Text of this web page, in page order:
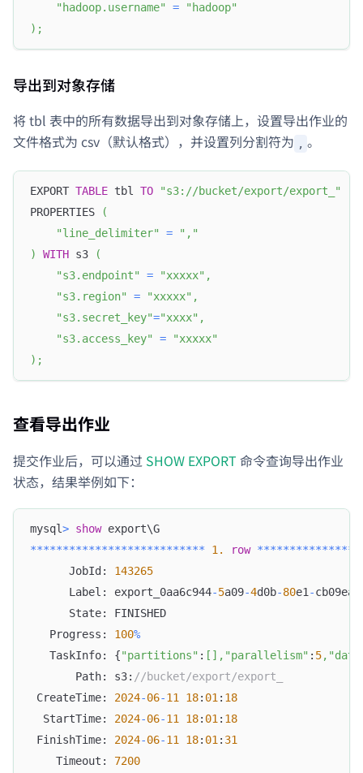
"hadoop.username"
=
"hadoop"
) ;
导出到对象存储
将 tbl 表中的所有数据导出到对象存储上，设置导出作业的
文件格式为 csv（默认格式），并设置列分割符为 , 。
EXPORT TABLE tbl TO
"s3://bucket/export/export_"
PROPERTIES
(
"line_delimiter"
=
","
)
WITH s3
(
"s3.endpoint"
= "xxxxx" ,
"s3.region"
= "xxxxx" ,
"s3.secret_key"="xxxx" ,
"s3.access_key"
=
"xxxxx"
) ;
查看导出作业
提交作业后，可以通过 SHOW EXPORT 命令查询导出作业
状态，结果举例如下：
mysql> show export\G
*************************** 1. row ***************
      JobId:
143265
      Label: export_0aa6c944
-5a09-4d0b-80e1-
      State: FINISHED
   Progress:
100%
   TaskInfo: {
"partitions" : [ ] , "parallelism" : 5,
       Path: s3:
//bucket/export/export_
CreateTime: 2024-06-11 18: 01: 18
  StartTime:
2024-06-11 18: 01: 18
FinishTime: 2024-06-11 18: 01: 31
    Timeout:
7200